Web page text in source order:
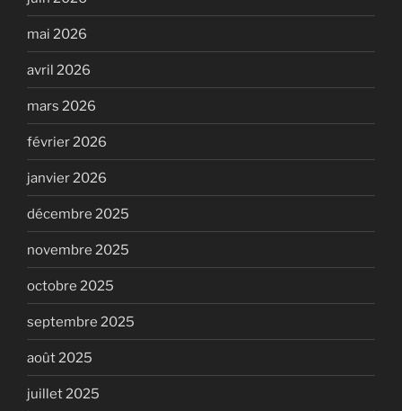
mai 2026
avril 2026
mars 2026
février 2026
janvier 2026
décembre 2025
novembre 2025
octobre 2025
septembre 2025
août 2025
juillet 2025